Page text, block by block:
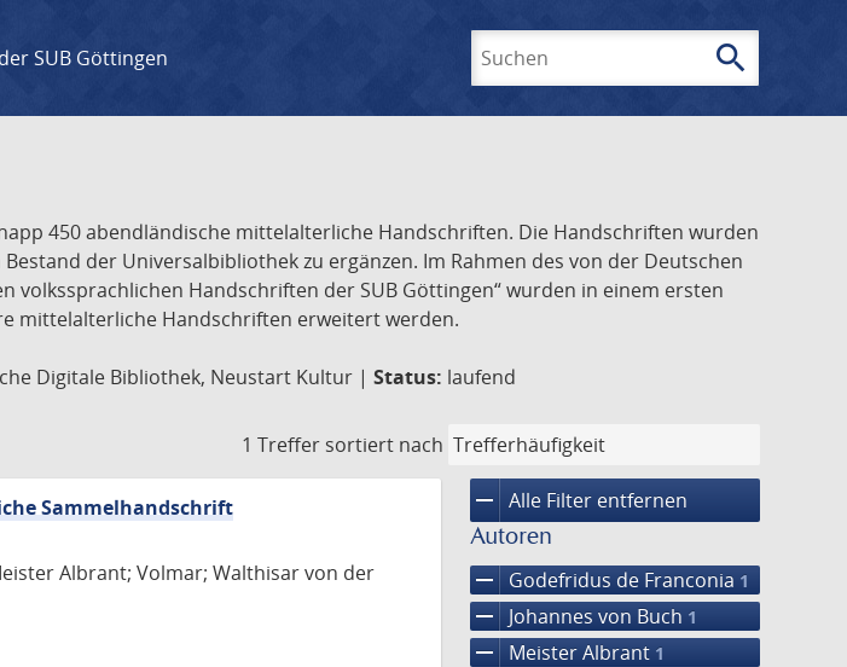
SUB Göttingen search
450 abendländische mittelalterliche Handschriften. Die Handschriften wurden
der Universalbibliothek zu ergänzen. Im Rahmen des von der Deutschen
Handschriften der SUB Göttingen“ wurden in einem ersten
mittelalterliche Handschriften erweitert werden.
Digitale Bibliothek, Neustart Kultur | Status: laufend
1 Treffer sortiert nach
remove Alle Filter entfernen
Autoren
remove Godefridus de Franconia 1
remove Johannes von Buch 1
remove Meister Albrant 1
Sammelhandschrift
Albrant; Volmar; Walthisar von der